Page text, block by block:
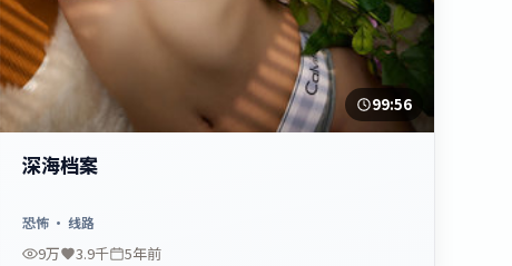
99:56
深海档案
恐怖· 线路
9万 3.9千 5年前